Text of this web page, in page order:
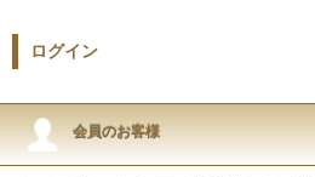
ログイン
会員のお客様